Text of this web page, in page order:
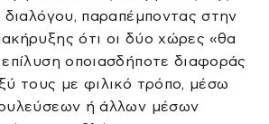
διαλόγου, παραπέμποντας στην
ότι οι δύο χώρες «θα
οποιασδήποτε διαφοράς
τους με φιλικό τρόπο, μέσω
ή άλλων μέσων